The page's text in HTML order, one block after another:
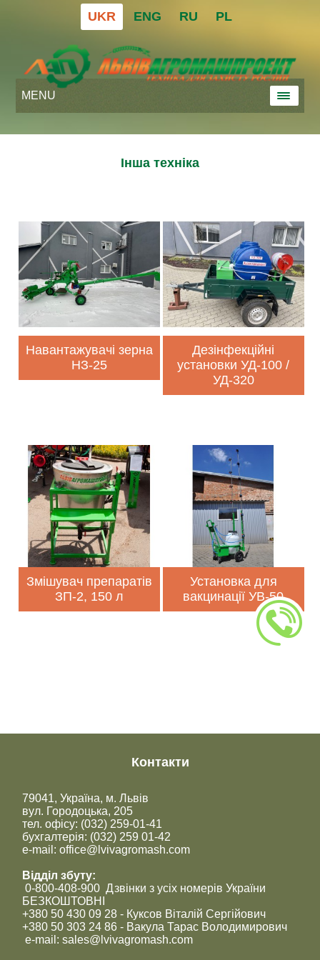
UKR ENG RU PL
MENU
Інша техніка
Навантажувачі зерна
НЗ-25
Дезінфекційні
установки УД-100 /
УД-320
Змішувач препаратів
ЗП-2, 150 л
Установка для
вакцинації УВ-50
Контакти
79041, Україна, м. Львів
вул. Городоцька, 205
тел. офісу: (032) 259-01-41
бухгалтерія: (032) 259 01-42
e-mail: office@lvivagromash.com
Відділ збуту:
0-800-408-900 Дзвінки з усіх номерів України
БЕЗКОШТОВНІ
+380 50 430 09 28 - Куксов Віталій Сергійович
+380 50 303 24 86 - Вакула Тарас Володимирович
e-mail: sales@lvivagromash.com